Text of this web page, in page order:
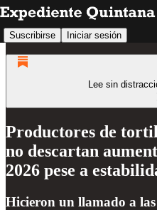
Suscribirse Iniciar sesión
Lee sin
Productores de
no descartan
2026 pese a
Hicieron un llamado a